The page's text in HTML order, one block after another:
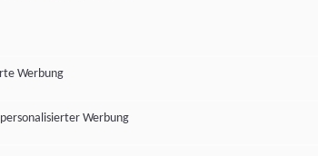
Werbung
Werbung